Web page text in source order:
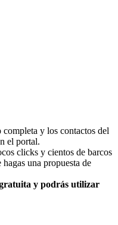
y los contactos del
el portal.
clicks y cientos de barcos
una propuesta de
y podrás utilizar